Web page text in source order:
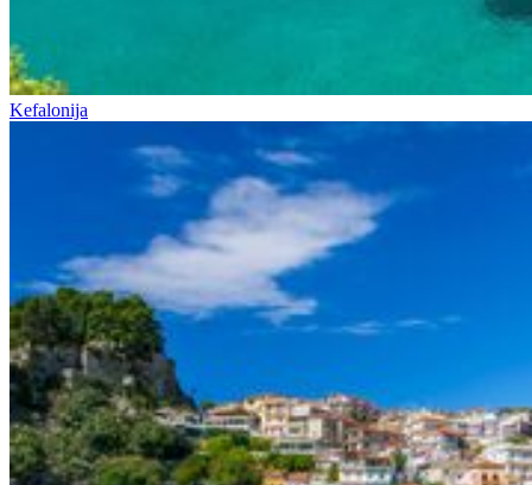
Kefalonija